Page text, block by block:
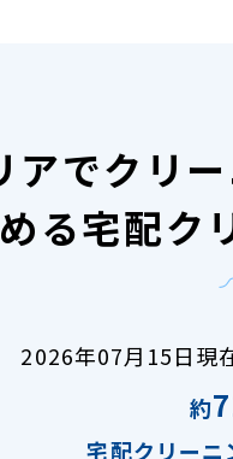
アでクリ
る宅配ク
2026年07月15日現
約
宅配クリーニ